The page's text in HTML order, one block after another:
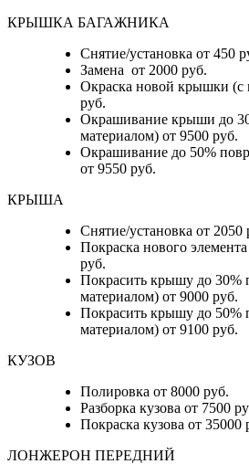
КРЫШКА БАГАЖНИКА
Снятие/установка от 450
Замена от 2000 руб.
Окраска новой крышки (с
руб.
Окрашивание крыши до
материалом) от 9500 руб.
Окрашивание до 50%
от 9550 руб.
КРЫША
Снятие/установка от 2050
Покраска нового
руб.
Покрасить крышу до 30%
материалом) от 9000 руб.
Покрасить крышу до 50%
материалом) от 9100 руб.
КУЗОВ
Полировка от 8000 руб.
Разборка кузова от 7500
Покраска кузова от 35000
ЛОНЖЕРОН ПЕРЕДНИЙ